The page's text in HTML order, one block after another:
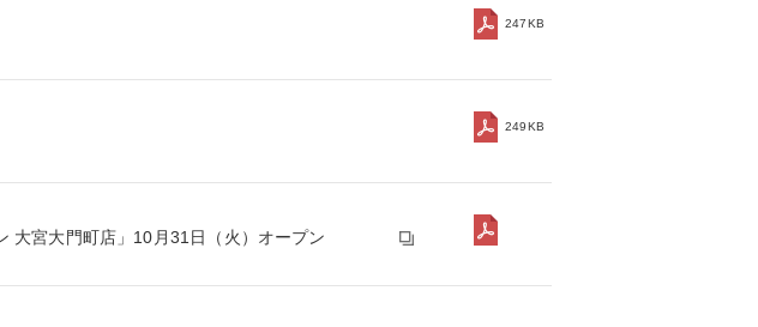
247KB
249KB
大宮大門町店」10月31日（火）オープン